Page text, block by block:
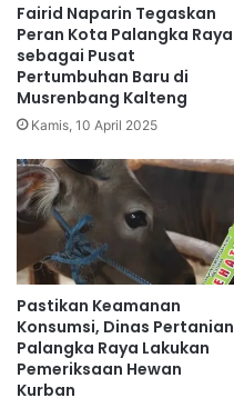
Fairid Naparin Tegaskan
Peran Kota Palangka Raya
sebagai Pusat
Pertumbuhan Baru di
Musrenbang Kalteng
Kamis, 10 April 2025
Pastikan Keamanan
Konsumsi, Dinas Pertanian
Palangka Raya Lakukan
Pemeriksaan Hewan
Kurban